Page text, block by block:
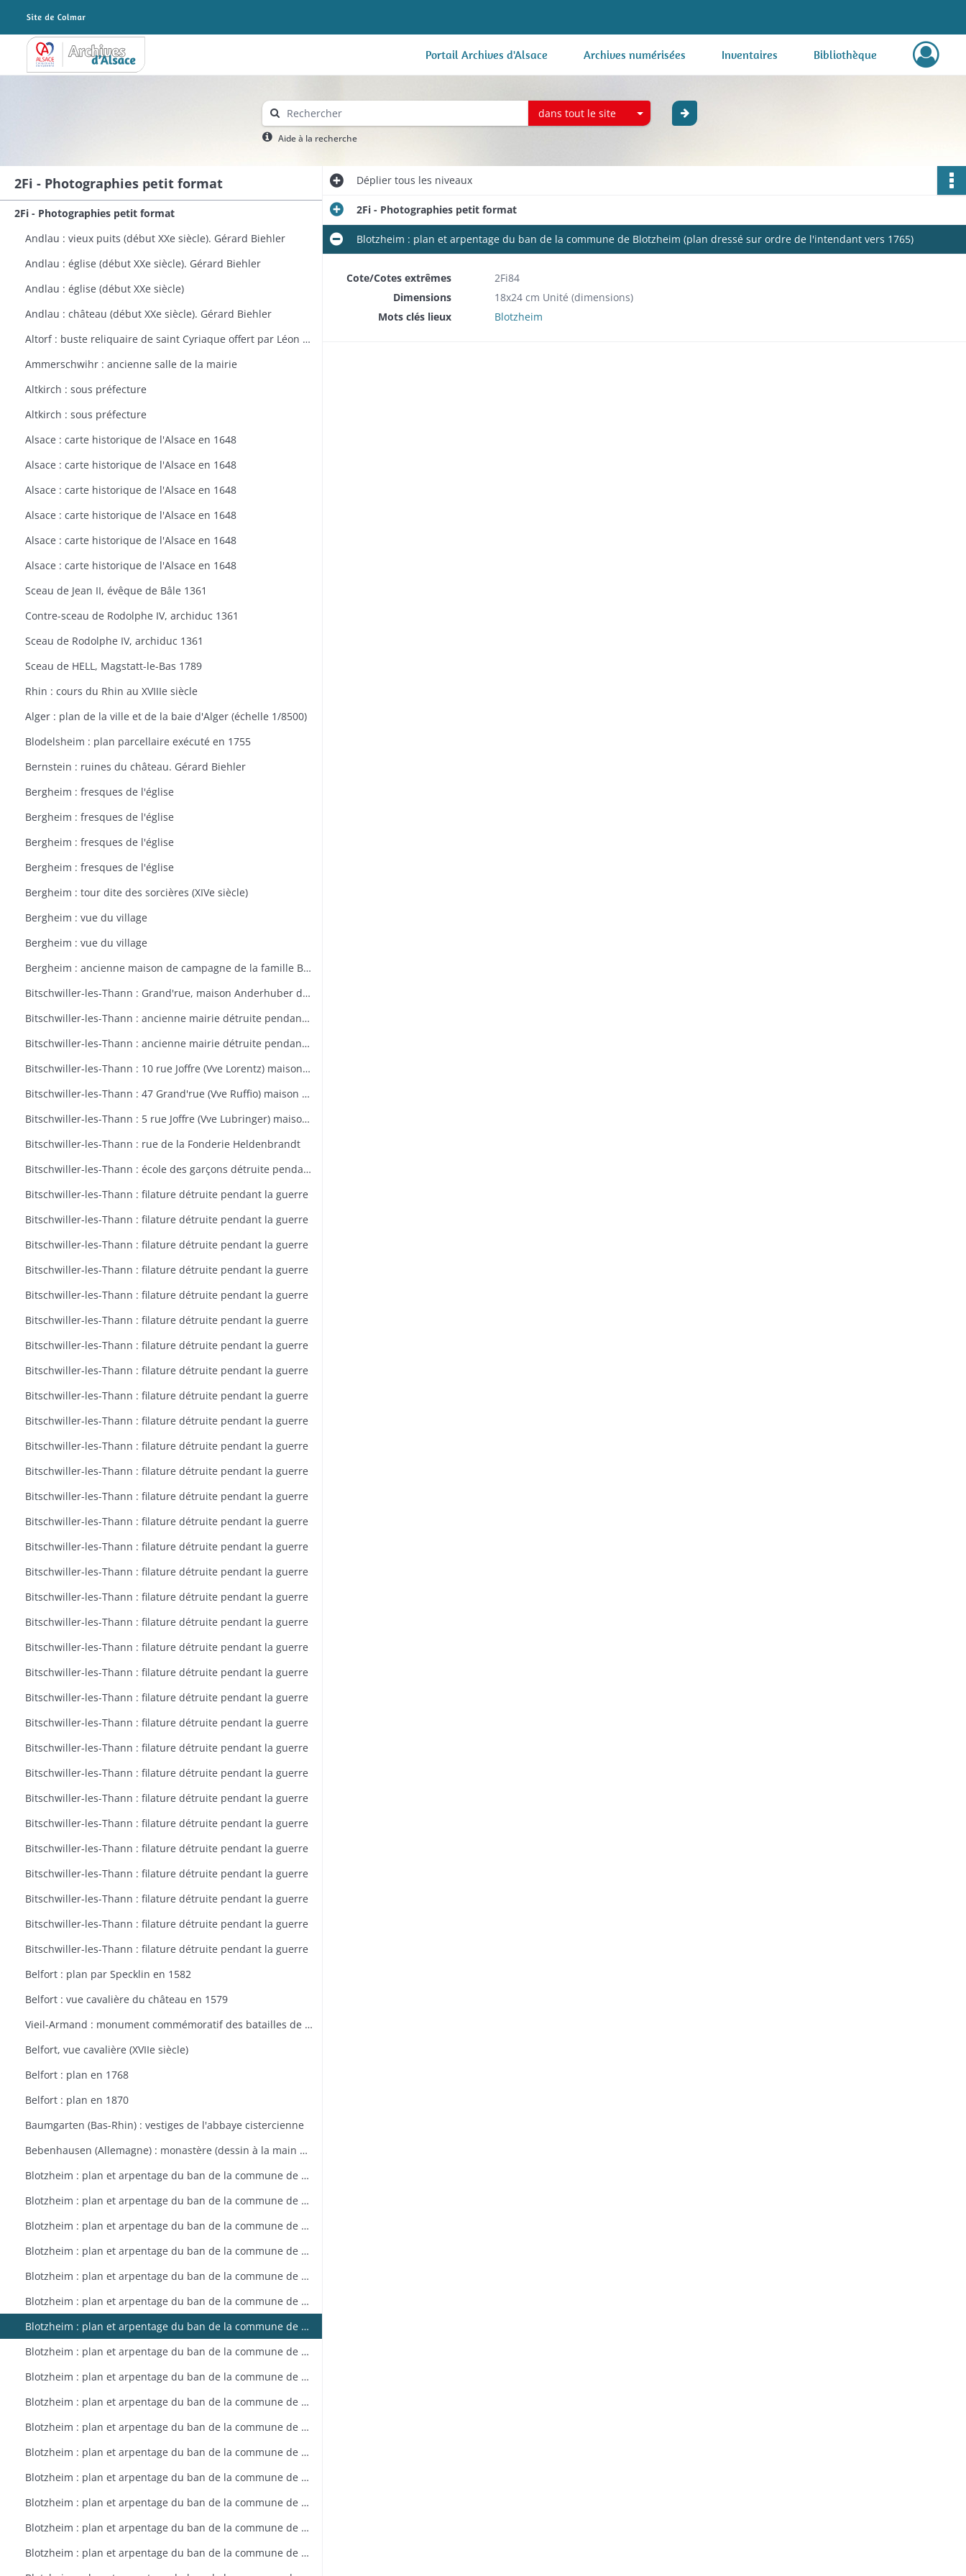
Archives Alsace - Colmar Portail Archives d'Alsace Archives numérisées Inventaires Bibliothèque
dans tout le site
Aide à la recherche
2Fi - Photographies petit format
2Fi - Photographies petit format
Andlau : vieux puits (début XXe siècle). Gérard Biehler
Andlau : église (début XXe siècle). Gérard Biehler
Andlau : église (début XXe siècle)
Andlau : château (début XXe siècle). Gérard Biehler
Altorf : buste reliquaire de saint Cyriaque offert par Léon IX à l'église d'Altorf
Ammerschwihr : ancienne salle de la mairie
Altkirch : sous préfecture
Altkirch : sous préfecture
Alsace : carte historique de l'Alsace en 1648
Alsace : carte historique de l'Alsace en 1648
Alsace : carte historique de l'Alsace en 1648
Alsace : carte historique de l'Alsace en 1648
Alsace : carte historique de l'Alsace en 1648
Alsace : carte historique de l'Alsace en 1648
Sceau de Jean II, évêque de Bâle 1361
Contre-sceau de Rodolphe IV, archiduc 1361
Sceau de Rodolphe IV, archiduc 1361
Sceau de HELL, Magstatt-le-Bas 1789
Rhin : cours du Rhin au XVIIIe siècle
Alger : plan de la ville et de la baie d'Alger (échelle 1/8500)
Blodelsheim : plan parcellaire exécuté en 1755
Bernstein : ruines du château. Gérard Biehler
Bergheim : fresques de l'église
Bergheim : fresques de l'église
Bergheim : fresques de l'église
Bergheim : fresques de l'église
Bergheim : tour dite des sorcières (XIVe siècle)
Bergheim : vue du village
Bergheim : vue du village
Bergheim : ancienne maison de campagne de la famille Bourste, actuellement hospice municipal
Bitschwiller-les-Thann : Grand'rue, maison Anderhuber détruite pendant la guerre
Bitschwiller-les-Thann : ancienne mairie détruite pendant la guerre
Bitschwiller-les-Thann : ancienne mairie détruite pendant la guerre
Bitschwiller-les-Thann : 10 rue Joffre (Vve Lorentz) maison détruite pendant la guerre
Bitschwiller-les-Thann : 47 Grand'rue (Vve Ruffio) maison détruite pendant la guerre
Bitschwiller-les-Thann : 5 rue Joffre (Vve Lubringer) maison détruite pendant la guerre
Bitschwiller-les-Thann : rue de la Fonderie Heldenbrandt
Bitschwiller-les-Thann : école des garçons détruite pendant la guerre
Bitschwiller-les-Thann : filature détruite pendant la guerre
Bitschwiller-les-Thann : filature détruite pendant la guerre
Bitschwiller-les-Thann : filature détruite pendant la guerre
Bitschwiller-les-Thann : filature détruite pendant la guerre
Bitschwiller-les-Thann : filature détruite pendant la guerre
Bitschwiller-les-Thann : filature détruite pendant la guerre
Bitschwiller-les-Thann : filature détruite pendant la guerre
Bitschwiller-les-Thann : filature détruite pendant la guerre
Bitschwiller-les-Thann : filature détruite pendant la guerre
Bitschwiller-les-Thann : filature détruite pendant la guerre
Bitschwiller-les-Thann : filature détruite pendant la guerre
Bitschwiller-les-Thann : filature détruite pendant la guerre
Bitschwiller-les-Thann : filature détruite pendant la guerre
Bitschwiller-les-Thann : filature détruite pendant la guerre
Bitschwiller-les-Thann : filature détruite pendant la guerre
Bitschwiller-les-Thann : filature détruite pendant la guerre
Bitschwiller-les-Thann : filature détruite pendant la guerre
Bitschwiller-les-Thann : filature détruite pendant la guerre
Bitschwiller-les-Thann : filature détruite pendant la guerre
Bitschwiller-les-Thann : filature détruite pendant la guerre
Bitschwiller-les-Thann : filature détruite pendant la guerre
Bitschwiller-les-Thann : filature détruite pendant la guerre
Bitschwiller-les-Thann : filature détruite pendant la guerre
Bitschwiller-les-Thann : filature détruite pendant la guerre
Bitschwiller-les-Thann : filature détruite pendant la guerre
Bitschwiller-les-Thann : filature détruite pendant la guerre
Bitschwiller-les-Thann : filature détruite pendant la guerre
Bitschwiller-les-Thann : filature détruite pendant la guerre
Bitschwiller-les-Thann : filature détruite pendant la guerre
Bitschwiller-les-Thann : filature détruite pendant la guerre
Bitschwiller-les-Thann : filature détruite pendant la guerre
Belfort : plan par Specklin en 1582
Belfort : vue cavalière du château en 1579
Vieil-Armand : monument commémoratif des batailles de la 1ère guerre mondiale
Belfort, vue cavalière (XVIIe siècle)
Belfort : plan en 1768
Belfort : plan en 1870
Baumgarten (Bas-Rhin) : vestiges de l'abbaye cistercienne
Bebenhausen (Allemagne) : monastère (dessin à la main de 1683)
Blotzheim : plan et arpentage du ban de la commune de Blotzheim (plan dressé sur ordre de l'intendant vers 1765)
Blotzheim : plan et arpentage du ban de la commune de Blotzheim (plan dressé sur ordre de l'intendant vers 1765)
Blotzheim : plan et arpentage du ban de la commune de Blotzheim (plan dressé sur ordre de l'intendant vers 1765)
Blotzheim : plan et arpentage du ban de la commune de Blotzheim (plan dressé sur ordre de l'intendant vers 1765)
Blotzheim : plan et arpentage du ban de la commune de Blotzheim (plan dressé sur ordre de l'intendant vers 1765)
Blotzheim : plan et arpentage du ban de la commune de Blotzheim (plan dressé sur ordre de l'intendant vers 1765)
Blotzheim : plan et arpentage du ban de la commune de Blotzheim (plan dressé sur ordre de l'intendant vers 1765)
Blotzheim : plan et arpentage du ban de la commune de Blotzheim (plan dressé sur ordre de l'intendant vers 1765)
Blotzheim : plan et arpentage du ban de la commune de Blotzheim (plan dressé sur ordre de l'intendant vers 1765)
Blotzheim : plan et arpentage du ban de la commune de Blotzheim (plan dressé sur ordre de l'intendant vers 1765)
Blotzheim : plan et arpentage du ban de la commune de Blotzheim (plan dressé sur ordre de l'intendant vers 1765)
Blotzheim : plan et arpentage du ban de la commune de Blotzheim (plan dressé sur ordre de l'intendant vers 1765)
Blotzheim : plan et arpentage du ban de la commune de Blotzheim (plan dressé sur ordre de l'intendant vers 1765)
Blotzheim : plan et arpentage du ban de la commune de Blotzheim (plan dressé sur ordre de l'intendant vers 1765)
Blotzheim : plan et arpentage du ban de la commune de Blotzheim (plan dressé sur ordre de l'intendant vers 1765)
Blotzheim : plan et arpentage du ban de la commune de Blotzheim (plan dressé sur ordre de l'intendant vers 1765)
Dépliertous les niveaux
2Fi - Photographies petit format
Blotzheim : plan et arpentage du ban de la commune de Blotzheim (plan dressé sur ordre de l'intendant vers 1765)
Cote/Cotes extrêmes
2Fi84
Dimensions
18x24 cm Unité (dimensions)
Mots clés lieux
Blotzheim